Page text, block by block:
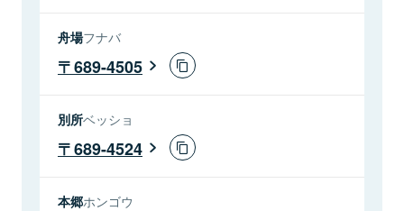
舟場フナバ
689-4505
別所ベッショ
689-4524
本郷ホンゴウ